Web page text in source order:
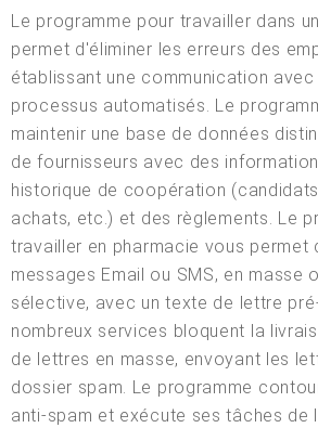
Le programme pour travailler dans
permet d'éliminer les erreurs des
établissant une communication
processus automatisés. Le
maintenir une base de données
de fournisseurs avec des
historique de coopération
achats, etc.) et des règlements. Le
travailler en pharmacie vous permet
messages Email ou SMS, en masse
sélective, avec un texte de lettre
nombreux services bloquent la
de lettres en masse, envoyant les
dossier spam. Le programme
anti-spam et exécute ses tâches de